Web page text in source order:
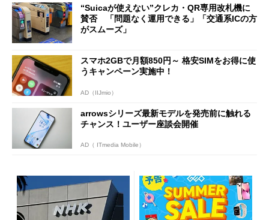
開催
“Suicaが使えない”クレカ・QR専用改札機に
賛否 「問題なく運用できる」「交通系ICの方
がスムーズ」
スマホ2GBで月額850円～ 格安SIMをお得に使
うキャンペーン実施中！
AD（IIJmio）
arrowsシリーズ最新モデルを発売前に触れる
チャンス！ユーザー座談会開催
AD（ ITmedia Mobile）